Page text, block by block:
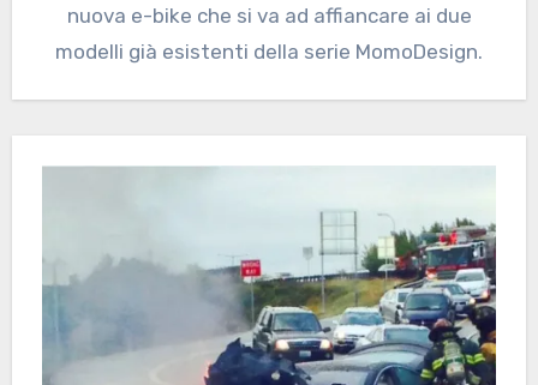
nuova e-bike che si va ad affiancare ai due
modelli già esistenti della serie MomoDesign.